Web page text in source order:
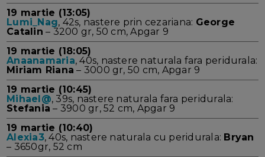
19 martie (13:05)
Lumi_Nag, 42s, nastere prin cezariana: George
Catalin – 3200 gr, 50 cm, Apgar 9
19 martie (18:05)
Anaanamaria, 40s, nastere naturala fara peridurala:
Miriam Riana – 3000 gr, 50 cm, Apgar 9
19 martie (10:45)
Mihael@, 39s, nastere naturala fara peridurala:
Stefania – 3900 gr, 52 cm, Apgar 9
19 martie (10:40)
Alexia3, 40s, nastere naturala cu peridurala: Bryan
– 3650gr, 52 cm